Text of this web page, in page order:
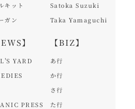
キット
ガン
】
YARD
PRESS
Satoka Suzuki
Taka Yamaguchi
【BIZ】
あ行
か行
さ行
た行